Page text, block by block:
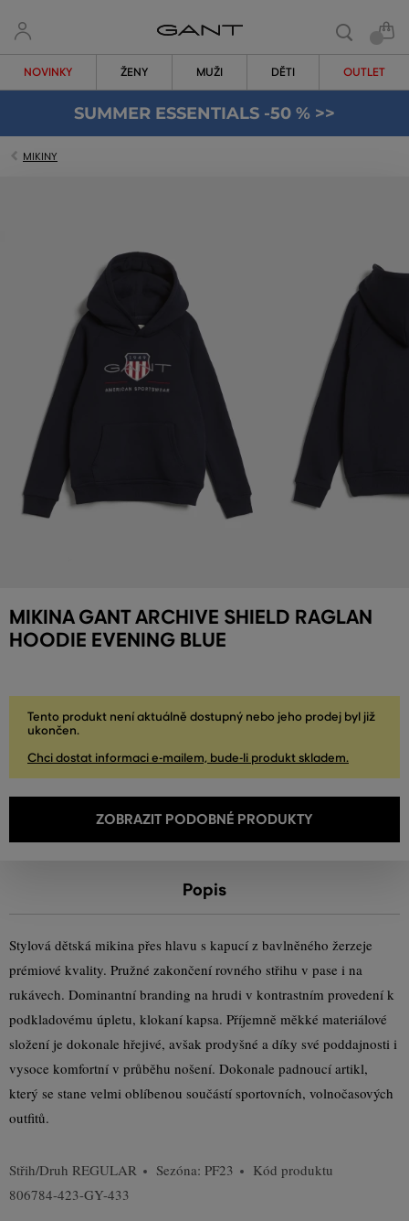
NOVINKY ŽENY MUŽI DĚTI OUTLET
SUMMER ESSENTIALS -50 % >>
MIKINY
MIKINA GANT ARCHIVE SHIELD RAGLAN
HOODIE EVENING BLUE
Tento produkt není aktuálně dostupný nebo jeho prodej byl již
ukončen.
Chci dostat informaci e-mailem, bude-li produkt skladem.
ZOBRAZIT PODOBNÉ PRODUKTY
Popis
Stylová dětská mikina přes hlavu s kapucí z bavlněného žerzeje
prémiové kvality. Pružné zakončení rovného střihu v pase i na
rukávech. Dominantní branding na hrudi v kontrastním provedení k
podkladovému úpletu, klokaní kapsa. Příjemně měkké materiálové
složení je dokonale hřejivé, avšak prodyšné a díky své poddajnosti i
vysoce komfortní v průběhu nošení. Dokonale padnoucí artikl,
který se stane velmi oblíbenou součástí sportovních, volnočasových
outfitů.
Střih/Druh REGULAR Sezóna: PF23
Kód produktu
806784-423-GY-433